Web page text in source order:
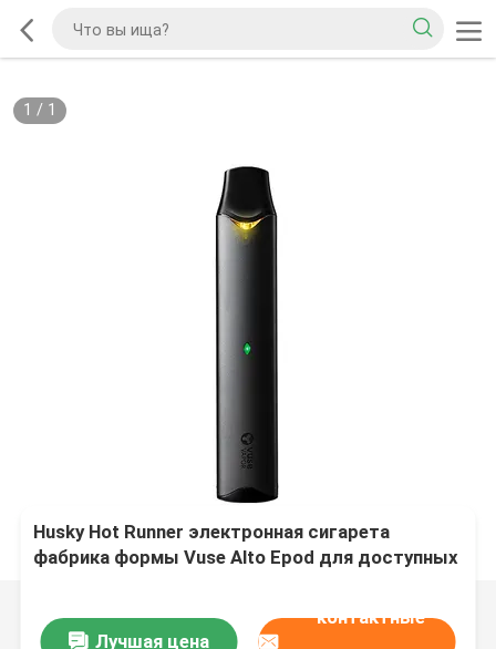
1 / 1
Husky Hot Runner электронная сигарета
фабрика формы Vuse Alto Epod для доступных
Лучшая цена
контактные